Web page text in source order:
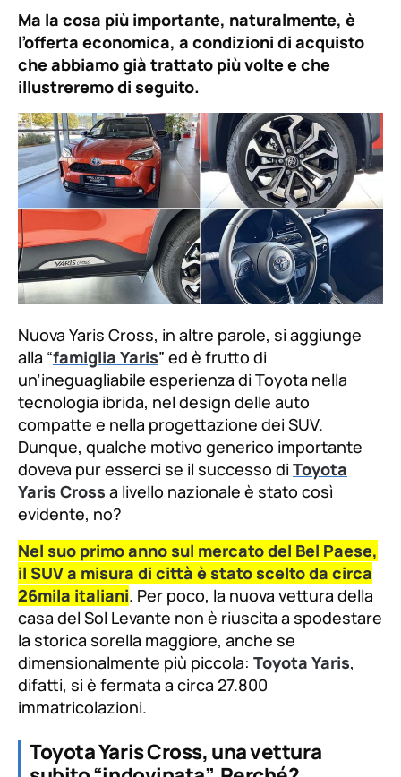
Ma la cosa più importante, naturalmente, è
l’offerta economica, a condizioni di acquisto
che abbiamo già trattato più volte e che
illustreremo di seguito.
Nuova Yaris Cross, in altre parole, si aggiunge
alla “famiglia Yaris” ed è frutto di
un’ineguagliabile esperienza di Toyota nella
tecnologia ibrida, nel design delle auto
compatte e nella progettazione dei SUV.
Dunque, qualche motivo generico importante
doveva pur esserci se il successo di Toyota
Yaris Cross a livello nazionale è stato così
evidente, no?
Nel suo primo anno sul mercato del Bel Paese,
il SUV a misura di città è stato scelto da circa
26mila italiani. Per poco, la nuova vettura della
casa del Sol Levante non è riuscita a spodestare
la storica sorella maggiore, anche se
dimensionalmente più piccola: Toyota Yaris,
difatti, si è fermata a circa 27.800
immatricolazioni.
Toyota Yaris Cross, una vettura